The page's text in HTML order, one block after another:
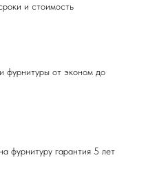
и стоимость
фурнитуры от эконом до
фурнитуру гарантия 5 лет